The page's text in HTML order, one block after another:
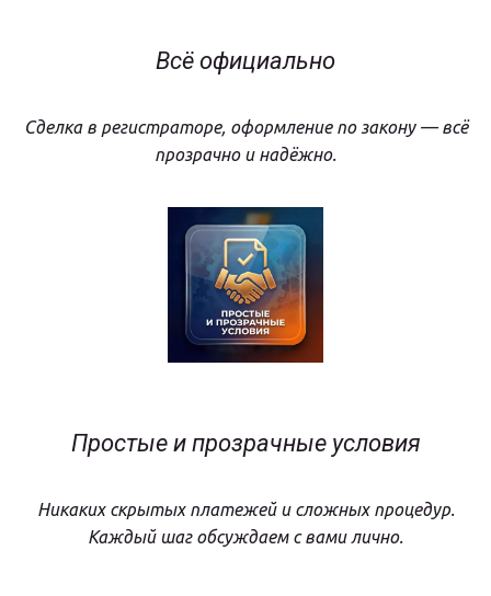
Всё официально
Сделка в регистраторе, оформление по закону — всё
прозрачно и надёжно.
Простые и прозрачные условия
Никаких скрытых платежей и сложных процедур.
Каждый шаг обсуждаем с вами лично.